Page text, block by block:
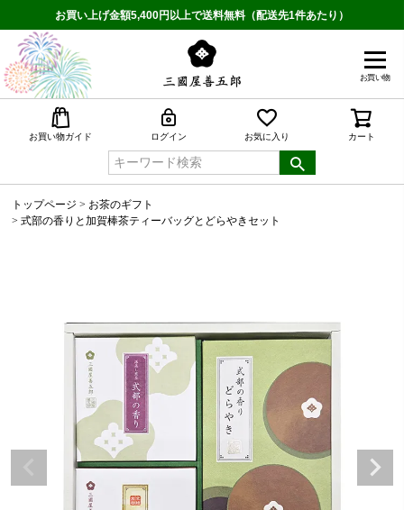
お買い上げ金額5,400円以上で送料無料（配送先1件あたり）
お買い物
お買い物ガイド ログイン お気に入り カート
トップページ
お茶のギフト
式部の香りと加賀棒茶ティーバッグとどらやきセット